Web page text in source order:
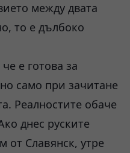
между двата
то е дълбоко
е готова за
само при зачитане
Реалностите обаче
днес руските
от Славянск, утре